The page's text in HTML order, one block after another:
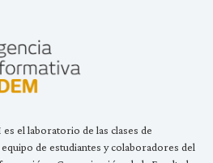
el laboratorio de las clases de
de estudiantes y colaboradores del